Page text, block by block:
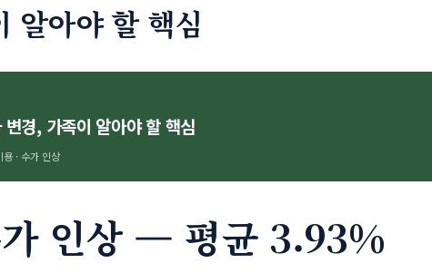
알아야 할 핵심
경, 가족이 알아야 할 핵심
· 수가 인상
인상 — 평균 3.93%